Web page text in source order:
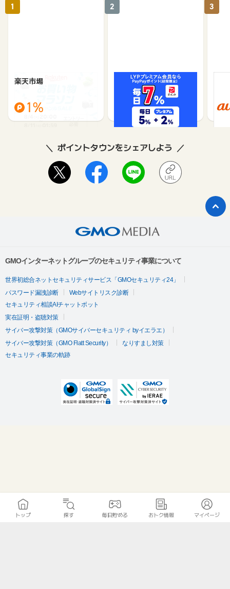
楽天市場
1%
1
Yahoo!ショッピング
1%
2 3
ポイントタウンをシェアしよう
GMOインターネットグループのセキュリティ事業について
世界初総合ネットセキュリティサービス「GMOセキュリティ24」
パスワード漏洩診断
Webサイトリスク診断
セキュリティ相談AIチャットボット
実在証明・盗聴対策
サイバー攻撃対策（GMOサイバーセキュリティ byイエラエ）
サイバー攻撃対策（GMO Flatt Security）
なりすまし対策
セキュリティ事業の軌跡
トップ 探す 毎日貯める おトク情報 マイページ